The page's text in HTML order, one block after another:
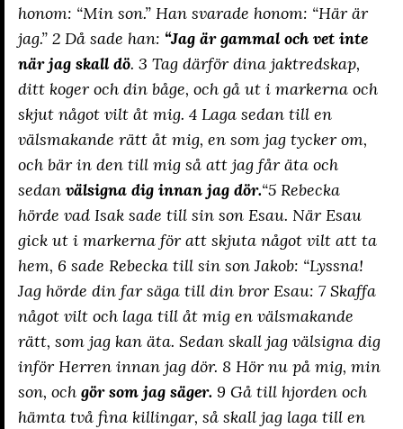
honom: “Min son.” Han svarade honom: “Här är
jag.” 2 Då sade han: “Jag är gammal och vet inte
när jag skall dö. 3 Tag därför dina jaktredskap,
ditt koger och din båge, och gå ut i markerna och
skjut något vilt åt mig. 4 Laga sedan till en
välsmakande rätt åt mig, en som jag tycker om,
och bär in den till mig så att jag får äta och
sedan välsigna dig innan jag dör.“5 Rebecka
hörde vad Isak sade till sin son Esau. När Esau
gick ut i markerna för att skjuta något vilt att ta
hem, 6 sade Rebecka till sin son Jakob: “Lyssna!
Jag hörde din far säga till din bror Esau: 7 Skaffa
något vilt och laga till åt mig en välsmakande
rätt, som jag kan äta. Sedan skall jag välsigna dig
inför Herren innan jag dör. 8 Hör nu på mig, min
son, och gör som jag säger. 9 Gå till hjorden och
hämta två fina killingar, så skall jag laga till en